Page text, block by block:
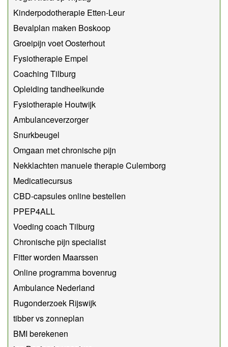
Kinderpodotherapie Etten-Leur
Bevalplan maken Boskoop
Groeipijn voet Oosterhout
Fysiotherapie Empel
Coaching Tilburg
Opleiding tandheelkunde
Fysiotherapie Houtwijk
Ambulanceverzorger
Snurkbeugel
Omgaan met chronische pijn
Nekklachten manuele therapie Culemborg
Medicatiecursus
CBD-capsules online bestellen
PPEP4ALL
Voeding coach Tilburg
Chronische pijn specialist
Fitter worden Maarssen
Online programma bovenrug
Ambulance Nederland
Rugonderzoek Rijswijk
tibber vs zonneplan
BMI berekenen